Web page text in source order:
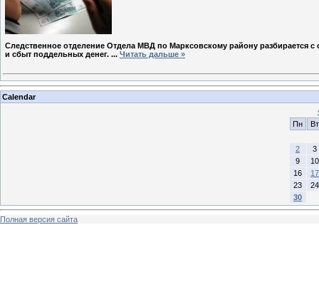
Следственное отделение Отдела МВД по Марксовскому району разбирается с
и сбыт поддельных денег. ... Читать дальше »
Calendar
Пн
Вт
2
3
9
10
16
17
23
24
30
Полная версия сайта